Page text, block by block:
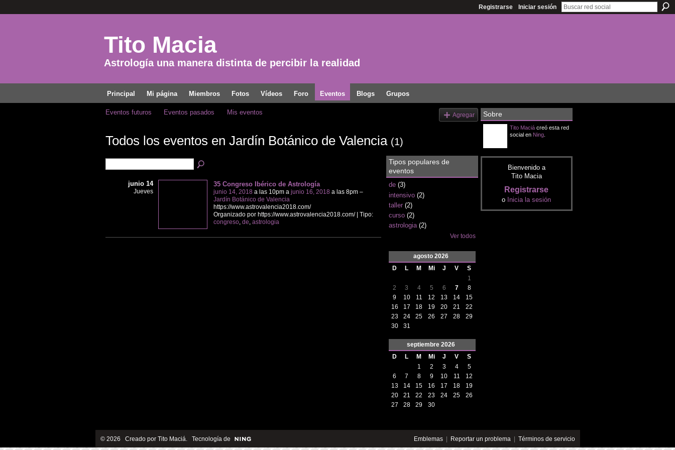
Registrarse Iniciar sesión
Tito Macia
Astrología una manera distinta de percibir la realidad
Principal Mi página Miembros Fotos Vídeos Foro Eventos Blogs Grupos
Eventos futuros Eventos pasados Mis eventos Agregar
Todos los eventos en Jardín Botánico de Valencia (1)
junio 14
Jueves
35 Congreso Ibérico de Astrología
junio 14, 2018 a las 10pm a junio 16, 2018 a las 8pm –
Jardín Botánico de Valencia
https://www.astrovalencia2018.com/
Organizado por https://www.astrovalencia2018.com/ | Tipo:
congreso, de, astrologia
Tipos populares de
eventos
de(3)
intensivo(2)
taller(2)
curso(2)
astrologia(2)
Ver todos
agosto 2026
D
L M Mi J V
S
1
2
3 4 5 6 7
8
9
10 11 12 13 14
15
16
17 18 19 20 21
22
23
24 25 26 27 28
29
30
31
septiembre 2026
D
L M Mi J V
S
1
2 3 4
5
6
7 8 9 10 11
12
13
14 15 16 17 18
19
20
21 22 23 24 25
26
27
28 29 30
Sobre
Tito Maciácreó esta red
social en Ning.
Bienvenido a
Tito Macia
Registrarse
o Inicia la sesión
© 2026 Creado por Tito Maciá. Tecnología de Emblemas| Reportar un problema| Términos de servicio